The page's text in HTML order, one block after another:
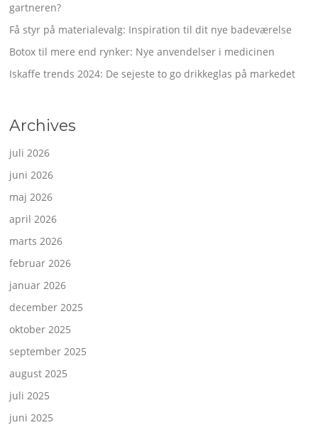
gartneren?
Få styr på materialevalg: Inspiration til dit nye badeværelse
Botox til mere end rynker: Nye anvendelser i medicinen
Iskaffe trends 2024: De sejeste to go drikkeglas på markedet
Archives
juli 2026
juni 2026
maj 2026
april 2026
marts 2026
februar 2026
januar 2026
december 2025
oktober 2025
september 2025
august 2025
juli 2025
juni 2025